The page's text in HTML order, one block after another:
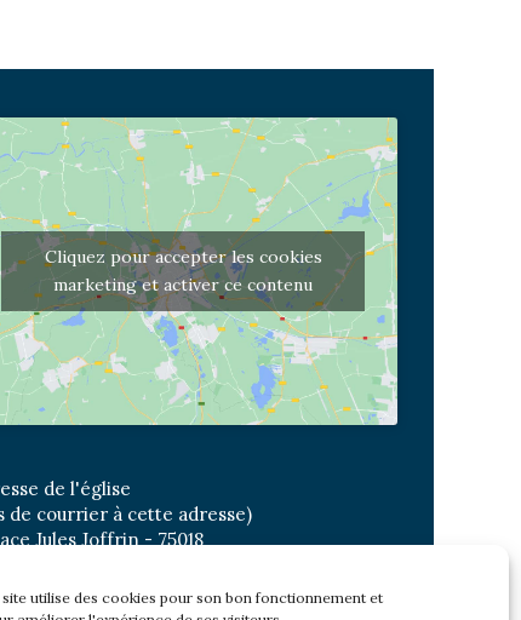
site utilise des cookies pour son bon fonctionnement et
Cliquez pour accepter les cookies
marketing et activer ce contenu
de l'église
de courrier à cette adresse)
Jules Joffrin - 75018
: Mairie du XVIII